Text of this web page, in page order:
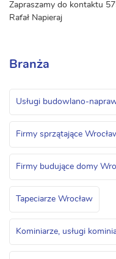
Zapraszamy do kontaktu
Rafał Napieraj
Branża
Usługi budowlano-
Firmy sprzątające
Firmy budujące domy
Tapeciarze Wrocław
Kominiarze, usługi